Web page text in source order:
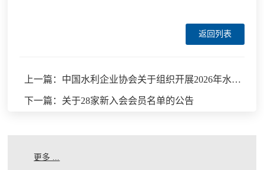
返回列表
上一篇：中国水利企业协会关于组织开展2026年水利企业“安全生产月”活动的通知
下一篇：关于28家新入会会员名单的公告
更多 ...